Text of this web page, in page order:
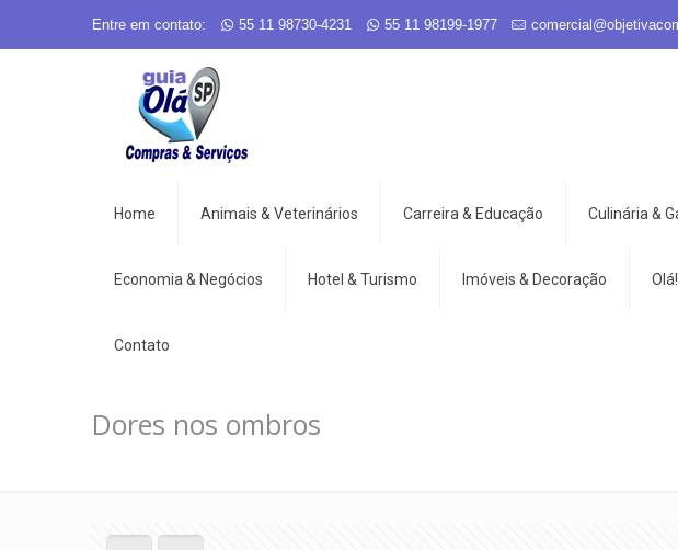
Entre em contato: 55 11 98730-4231 55 11 98199-1977
Home Animais & Veterinários Carreira & Educação Culinária &
Economia & Negócios Hotel & Turismo Imóveis & Decoração
Contato
Dores nos ombros